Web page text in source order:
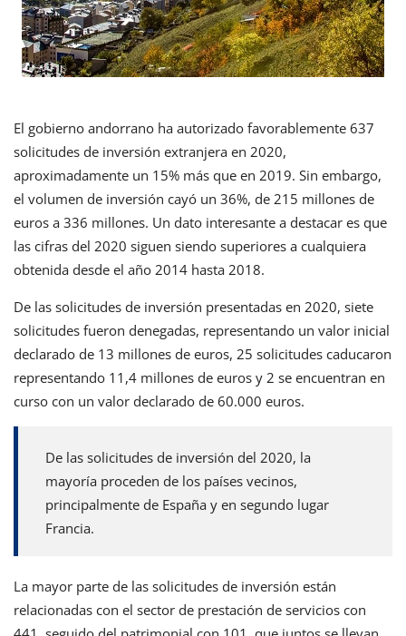
El gobierno andorrano ha autorizado favorablemente 637
solicitudes de inversión extranjera en 2020,
aproximadamente un 15% más que en 2019. Sin embargo,
el volumen de inversión cayó un 36%, de 215 millones de
euros a 336 millones. Un dato interesante a destacar es que
las cifras del 2020 siguen siendo superiores a cualquiera
obtenida desde el año 2014 hasta 2018.
De las solicitudes de inversión presentadas en 2020, siete
solicitudes fueron denegadas, representando un valor inicial
declarado de 13 millones de euros, 25 solicitudes caducaron
representando 11,4 millones de euros y 2 se encuentran en
curso con un valor declarado de 60.000 euros.
De las solicitudes de inversión del 2020, la
mayoría proceden de los países vecinos,
principalmente de España y en segundo lugar
Francia.
La mayor parte de las solicitudes de inversión están
relacionadas con el sector de prestación de servicios con